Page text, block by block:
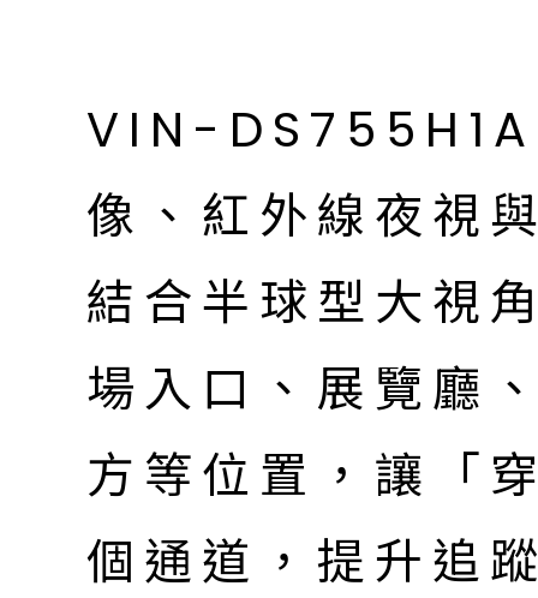
VIN-
像、紅外線夜視
結合半球型大視
場入口、展覽廳
方等位置，讓「
個通道，提升追